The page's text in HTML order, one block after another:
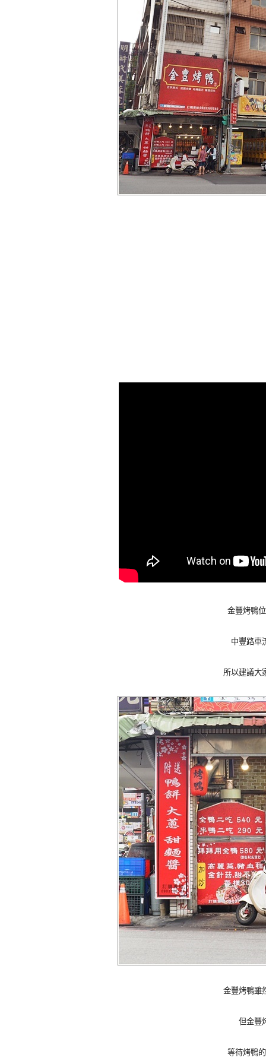
金豐烤鴨
中豐路車
所以建議大
金豐烤鴨雖
但金豐
等待烤鴨